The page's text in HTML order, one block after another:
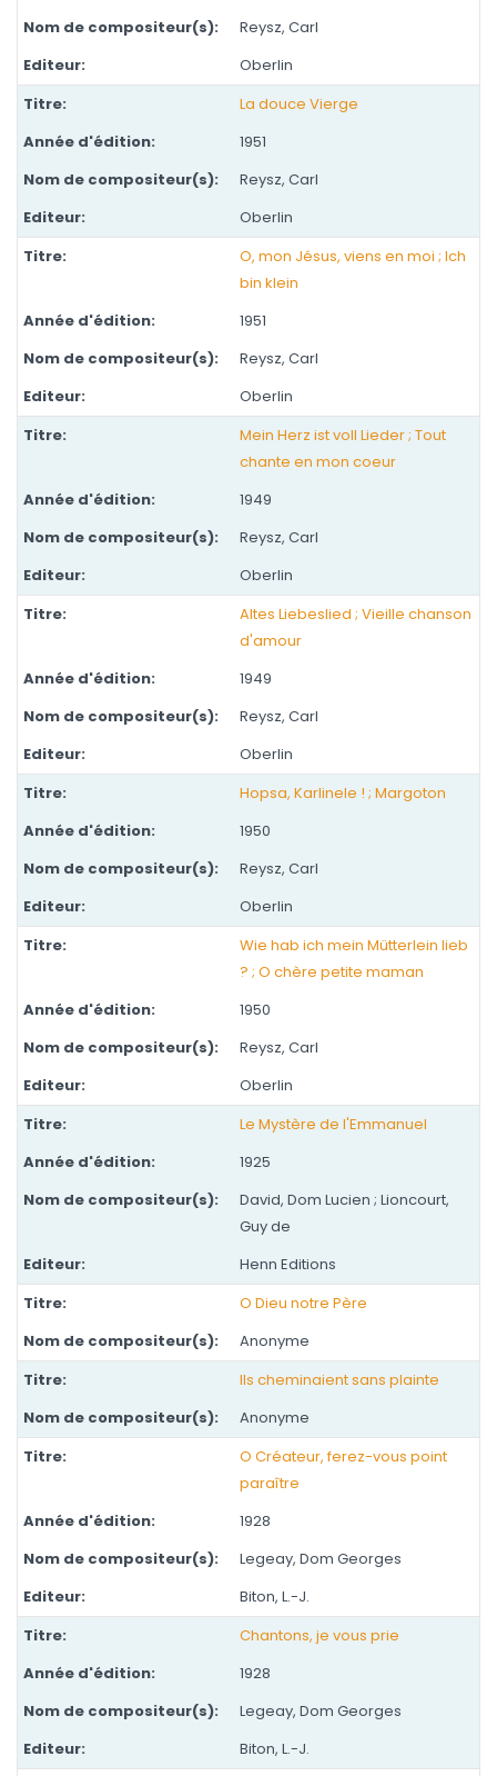
Reysz, Carl
Oberlin
La douce Vierge
1951
Reysz, Carl
Oberlin
O, mon Jésus, viens en moi ; Ich
bin klein
1951
Reysz, Carl
Oberlin
Mein Herz ist voll Lieder ; Tout
chante en mon coeur
1949
Reysz, Carl
Oberlin
Altes Liebeslied ; Vieille chanson
d'amour
1949
Reysz, Carl
Oberlin
Hopsa, Karlinele ! ; Margoton
1950
Reysz, Carl
Oberlin
Wie hab ich mein Mütterlein lieb
? ; O chère petite maman
1950
Reysz, Carl
Oberlin
Le Mystère de l'Emmanuel
1925
David, Dom Lucien ; Lioncourt,
Guy de
Henn Editions
O Dieu notre Père
Anonyme
Ils cheminaient sans plainte
Anonyme
O Créateur, ferez-vous point
paraître
1928
Legeay, Dom Georges
Biton, L.-J.
Chantons, je vous prie
1928
Legeay, Dom Georges
Biton, L.-J.